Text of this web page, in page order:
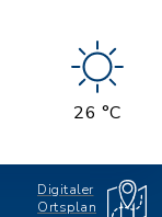
26 °C
Digitaler
Ortsplan